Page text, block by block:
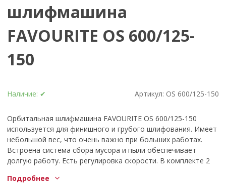
шлифмашина
FAVOURITE OS 600/125-
150
Наличие: ✔ Артикул: OS 600/125-150
Орбитальная шлифмашина FAVOURITE OS 600/125-150
используется для финишного и грубого шлифования. Имеет
небольшой вес, что очень важно при больших работах.
Встроена система сбора мусора и пыли обеспечивает
долгую работу. Есть регулировка скорости. В комплекте 2
Подробнее